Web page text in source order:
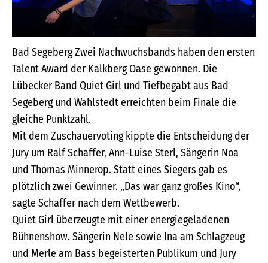
Bad Segeberg Zwei Nachwuchsbands haben den ersten
Talent Award der Kalkberg Oase gewonnen. Die
Lübecker Band Quiet Girl und Tiefbegabt aus Bad
Segeberg und Wahlstedt erreichten beim Finale die
gleiche Punktzahl.
Mit dem Zuschauervoting kippte die Entscheidung der
Jury um Ralf Schaffer, Ann-Luise Sterl, Sängerin Noa
und Thomas Minnerop. Statt eines Siegers gab es
plötzlich zwei Gewinner. „Das war ganz großes Kino“,
sagte Schaffer nach dem Wettbewerb.
Quiet Girl überzeugte mit einer energiegeladenen
Bühnenshow. Sängerin Nele sowie Ina am Schlagzeug
und Merle am Bass begeisterten Publikum und Jury